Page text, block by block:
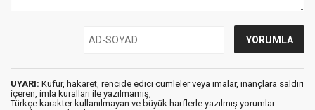
UYARI: Küfür, hakaret, rencide edici cümleler veya imalar, inançlara saldırı
içeren, imla kuralları ile yazılmamış,
Türkçe karakter kullanılmayan ve büyük harflerle yazılmış yorumlar